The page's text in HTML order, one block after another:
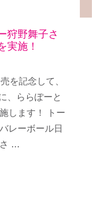
狩野舞子さ
実施！
を記念して、
、ららぽーと
します！ トー
レーボール日
…